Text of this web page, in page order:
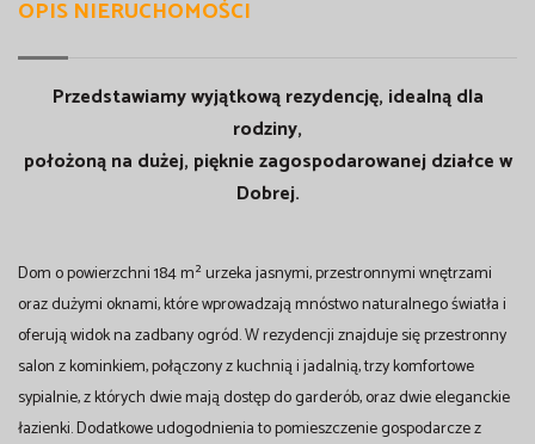
OPIS NIERUCHOMOŚCI
Przedstawiamy wyjątkową rezydencję, idealną dla
rodziny,
położoną na dużej, pięknie zagospodarowanej działce w
Dobrej.
Dom o powierzchni 184 m² urzeka jasnymi, przestronnymi wnętrzami
oraz dużymi oknami, które wprowadzają mnóstwo naturalnego światła i
oferują widok na zadbany ogród. W rezydencji znajduje się przestronny
salon z kominkiem, połączony z kuchnią i jadalnią, trzy komfortowe
sypialnie, z których dwie mają dostęp do garderób, oraz dwie eleganckie
łazienki. Dodatkowe udogodnienia to pomieszczenie gospodarcze z